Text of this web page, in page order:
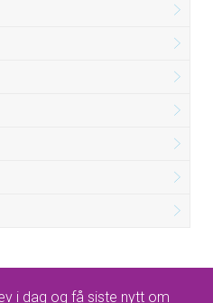
i dag og få siste nytt om